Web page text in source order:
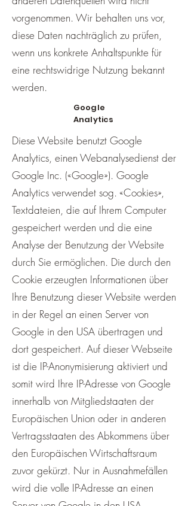
vorgenommen. Wir behalten uns vor,
diese Daten nachträglich zu prüfen,
wenn uns konkrete Anhaltspunkte für
eine rechtswidrige Nutzung bekannt
werden.
Google
Analytics
Diese Website benutzt Google
Analytics, einen Webanalysedienst der
Google Inc. («Google»). Google
Analytics verwendet sog. «Cookies»,
Textdateien, die auf Ihrem Computer
gespeichert werden und die eine
Analyse der Benutzung der Website
durch Sie ermöglichen. Die durch den
Cookie erzeugten Informationen über
Ihre Benutzung dieser Website werden
in der Regel an einen Server von
Google in den USA übertragen und
dort gespeichert. Auf dieser Webseite
ist die IP-Anonymisierung aktiviert und
somit wird Ihre IP-Adresse von Google
innerhalb von Mitgliedstaaten der
Europäischen Union oder in anderen
Vertragsstaaten des Abkommens über
den Europäischen Wirtschaftsraum
zuvor gekürzt. Nur in Ausnahmefällen
wird die volle IP-Adresse an einen